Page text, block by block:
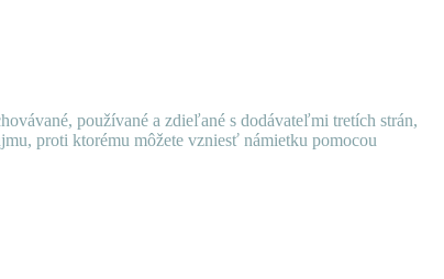
používané a zdieľané s dodávateľmi tretích strán,
proti ktorému môžete vzniesť námietku pomocou